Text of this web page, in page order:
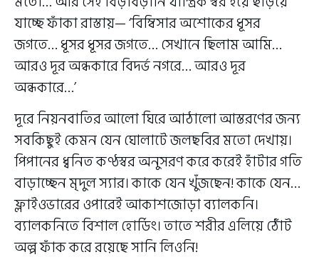
যাচ্ছে ফাঁকা রাস্তায়— ‘বিম্বিসার অশোকের ধূসর
জগতে… ধূসর ধূসর জগতে… সেখানে ছিলাম আমি…
আরও দূর অন্ধকারে বিদর্ভ নগরে… আরও দূর
অন্ধকারে…’
দূরে নিয়নবাতির আলো ঘিরে আঠালো আস্তরণের জন্য
সবকিছুই কেমন যেন ঘোলাটে জলছবির মতো দেখায়।
পিপানের ধ্বনিত কণ্ঠস্বর অনুসরণ করে করেই হাঁটার গতি
বাড়াচ্ছেন মৃদুল স্যার। কাকে যেন খুঁজছেন! কাকে যেন…
ফ্লাইওভারের ওপারেই আকাশজোড়া ব্যালকনি।
ব্যালকনিতে বিশাল হোর্ডিং। তাতে শরীর এলিয়ে ঠোঁট
অল্প ফাঁক করে রয়েছে সানি লিওনি!